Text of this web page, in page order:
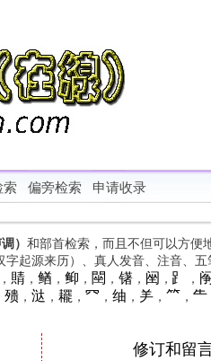
索 偏旁检索 申请收录
） 和部首检索，而且不但可以方便
起源来历）、真人发音、注音、五
䝼， 䲡 ， 䲟 ， 䦟 ， 䦃， 䦷 ， ⻊ ， 䦶
㱮， 㳠 ， 䎱 ， ⺳ ， 䌷 ， ⺶， ⺮ ， ⺧